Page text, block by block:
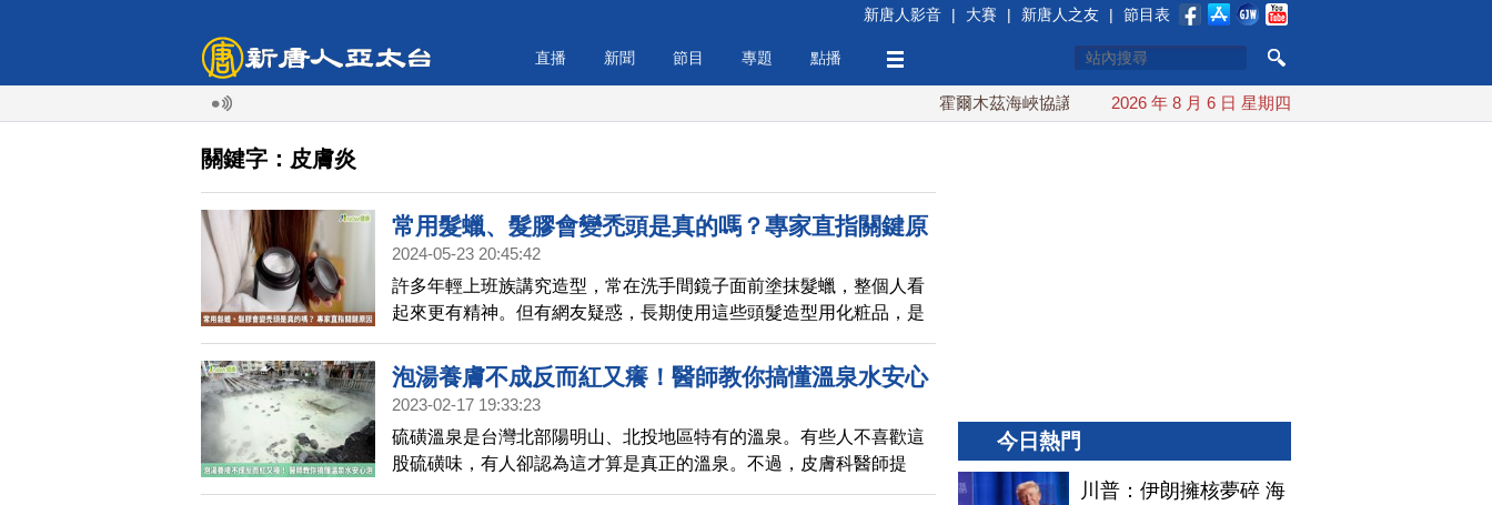
新唐人影音 | 大賽 | 新唐人之友 | 節目表
直播 新聞 節目 專題 點播
霍爾木茲海峽協議將達成？伊朗傳不收通行費 配合漢光 總統賴清德親登
2026 年 8 月 6 日 星期四
關鍵字：皮膚炎
常用髮蠟、髮膠會變禿頭是真的嗎？專家直指關鍵原
因
2024-05-23 20:45:42
許多年輕上班族講究造型，常在洗手間鏡子面前塗抹髮蠟，整個人看
起來更有精神。但有網友疑惑，長期使用這些頭髮造型用化粧品，是
否可能帶來禿頭的下場？對此，皮膚科醫師趙昭明表示，使用髮蠟、
髮膠，與掉髮、禿頭無關，但如果長期不當使用，或未能徹底清潔，
確實可能引發接觸性皮膚炎、毛囊阻塞，造成毛髮稀疏。
泡湯養膚不成反而紅又癢！醫師教你搞懂溫泉水安心
泡
2023-02-17 19:33:23
硫磺溫泉是台灣北部陽明山、北投地區特有的溫泉。有些人不喜歡這
股硫磺味，有人卻認為這才算是真正的溫泉。不過，皮膚科醫師提
醒，浸泡硫磺泉時，可得注意，如果溫泉pH值不穩定，酸度變高，而
今日熱門
川普：伊朗擁核夢碎 海